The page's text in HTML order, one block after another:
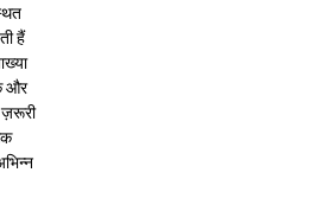
हैं
और
ज़रूरी